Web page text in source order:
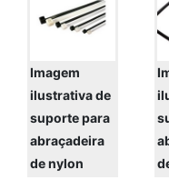
extrema
SOBRE
Imagem
ilustrativa de
suporte para
abraçadeira
de nylon